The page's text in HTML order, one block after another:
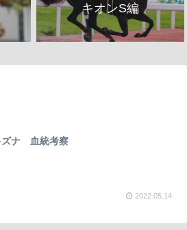
キオンS編
ズナ 血統考察
2022.05.14